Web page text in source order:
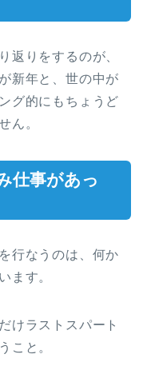
返りをするのが、
新年と、世の中が
グ的にもちょうど
ん。
仕事があっ
行なうのは、何か
ます。
けラストスパート
こと。